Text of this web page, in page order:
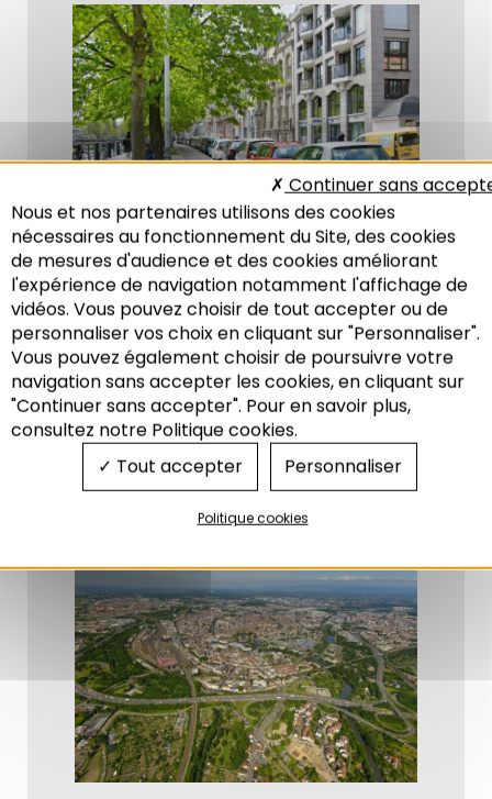
Recherche
En savoir +
Observatoire
du trafic routier
Nous et nos partenaires utilisons des cookies
nécessaires au fonctionnement du Site, des cookies
de mesures d'audience et des cookies améliorant
l'expérience de navigation notamment l'affichage de
vidéos. Vous pouvez choisir de tout accepter ou de
personnaliser vos choix en cliquant sur "Personnaliser".
Vous pouvez également choisir de poursuivre votre
navigation sans accepter les cookies, en cliquant sur
"Continuer sans accepter". Pour en savoir plus,
consultez notre Politique cookies.
Tout accepter
Continuer sans
Personnaliser
Politique cookies